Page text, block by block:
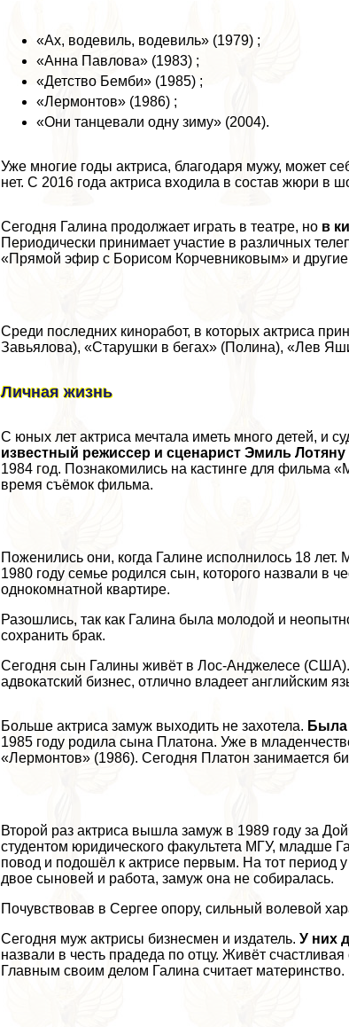
«Ах, водевиль, водевиль» (1979) ;
«Анна Павлова» (1983) ;
«Детство Бемби» (1985) ;
«Лермонтов» (1986) ;
«Они танцевали одну зиму» (2004).
Уже многие годы актриса, благодаря мужу, может
нет. С 2016 года актриса входила в состав жюри в
Сегодня Галина продолжает играть в театре, но в
Периодически принимает участие в различных
«Прямой эфир с Борисом Корчевниковым» и
Среди последних киноработ, в которых актриса
Завьялова), «Старушки в бегах» (Полина), «Лев
Личная жизнь
С юных лет актриса мечтала иметь много детей, и
известный режиссер и сценарист Эмиль Лотяну
1984 год. Познакомились на кастинге для фильма
время съёмок фильма.
Поженились они, когда Галине исполнилось 18
1980 году семье родился сын, которого назвали
однокомнатной квартире.
Разошлись, так как Галина была молодой и
сохранить бpaк.
Сегодня сын Галины живёт в Лос-Анджелесе
адвокатский бизнес, отлично владеет английским
Больше актриса замуж выходить не захотела. Была
1985 году родила сына Платона. Уже в
«Лермонтов» (1986). Сегодня Платон занимается
Второй раз актриса вышла замуж в 1989 году за
студентом юридического факультета МГУ, младше
повод и подошёл к актрисе первым. На тот период
двое сыновей и работа, замуж она не собиралась.
Почувствовав в Сергее опору, сильный волевой
Сегодня муж актрисы бизнесмен и издатель.У них
назвали в честь прадеда по отцу. Живёт
Главным своим делом Галина считает материнство.